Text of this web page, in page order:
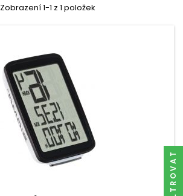
Zobrazení 1-1 z 1 položek
FILTROVAT